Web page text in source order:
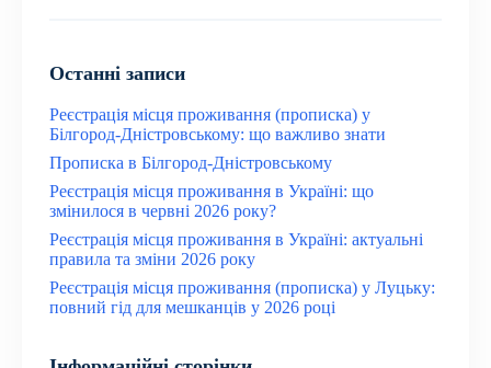
Останні записи
Реєстрація місця проживання (прописка) у
Білгород-Дністровському: що важливо знати
Прописка в Білгород-Дністровському
Реєстрація місця проживання в Україні: що
змінилося в червні 2026 року?
Реєстрація місця проживання в Україні: актуальні
правила та зміни 2026 року
Реєстрація місця проживання (прописка) у Луцьку:
повний гід для мешканців у 2026 році